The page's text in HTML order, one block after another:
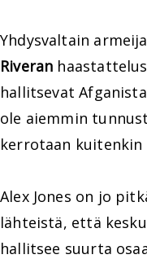
Yhdysvaltain
Riveran
hallitsevat
ole aiemmin
kerrotaan
Alex Jones on jo
lähteistä, että
hallitsee suurta